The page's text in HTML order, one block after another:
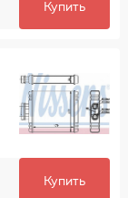
Купить
Купить